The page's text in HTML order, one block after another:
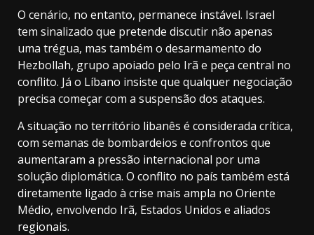
O cenário, no entanto, permanece instável. Israel
tem sinalizado que pretende discutir não apenas
uma trégua, mas também o desarmamento do
Hezbollah, grupo apoiado pelo Irã e peça central no
conflito. Já o Líbano insiste que qualquer negociação
precisa começar com a suspensão dos ataques.
A situação no território libanês é considerada crítica,
com semanas de bombardeios e confrontos que
aumentaram a pressão internacional por uma
solução diplomática. O conflito no país também está
diretamente ligado à crise mais ampla no Oriente
Médio, envolvendo Irã, Estados Unidos e aliados
regionais.